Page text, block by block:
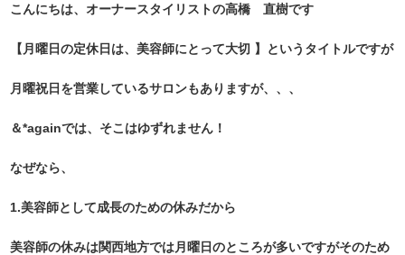
こんにちは、オーナースタイリストの高橋 直樹です
【月曜日の定休日は、美容師にとって大切 】というタイトルですが
月曜祝日を営業しているサロンもありますが、、、
＆*againでは、そこはゆずれません！
なぜなら、
1.美容師として成長のための休みだから
美容師の休みは関西地方では月曜日のところが多いですがそのため